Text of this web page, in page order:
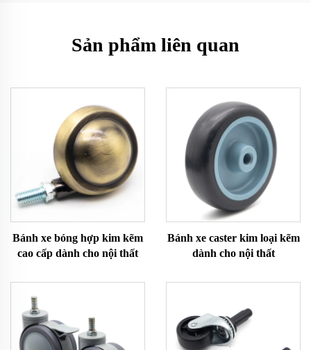
Sản phẩm liên quan
Bánh xe bóng hợp kim kẽm
cao cấp dành cho nội thất
Bánh xe caster kim loại kẽm
dành cho nội thất